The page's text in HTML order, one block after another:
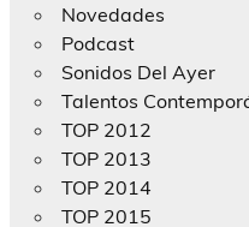
Novedades
Podcast
Sonidos Del Ayer
Talentos
TOP 2012
TOP 2013
TOP 2014
TOP 2015